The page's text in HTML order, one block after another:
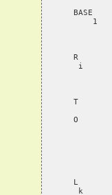
BASE
1
R
i
Т
O
L
k